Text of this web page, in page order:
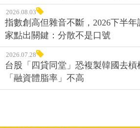
2026.08.03
指數創高但雜音不斷，2026下半
家點出關鍵：分散不是口號
2026.07.28
台股「四貸同堂」恐複製韓國去
「融資體脂率」不高